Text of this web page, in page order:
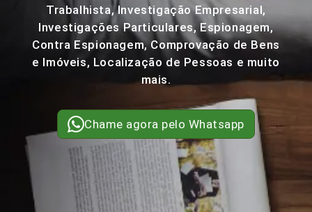
Trabalhista, Investigação Empresarial,
Investigações Particulares, Espionagem,
Contra Espionagem, Comprovação de Bens
e Imóveis, Localização de Pessoas e muito
mais.
Chame agora pelo Whatsapp